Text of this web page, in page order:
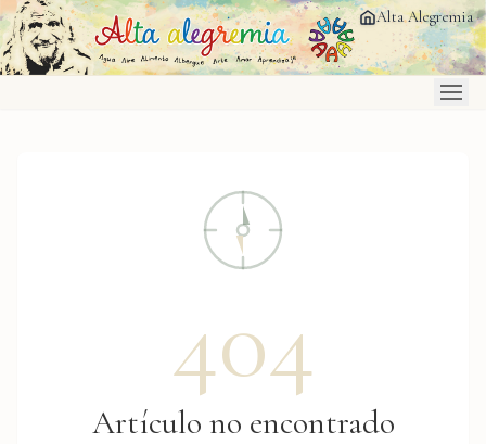
Saltar al contenido principal Alta Alegremia
404
Artículo no encontrado